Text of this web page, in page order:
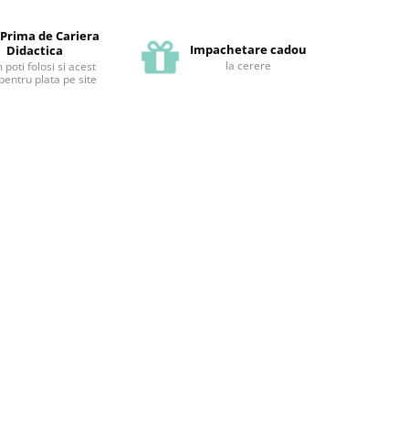
de Cariera
Didactica
poti folosi si acest
plata pe site
Impachetare cadou
la cerere